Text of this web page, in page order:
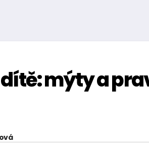
mýty a